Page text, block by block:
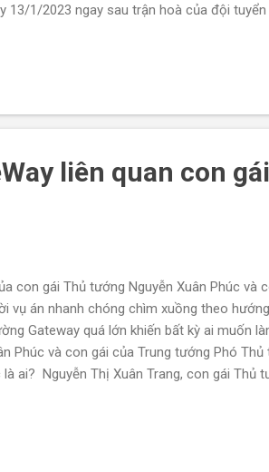
13/1/2023 ngay sau trận hoà của đội tuyển
tin chính xác, ông Nguyễn Xuân Phúc
Nam chưa có tiền lệ đụng đến tứ trụ. Ví
liên quan con
con gái Thủ tướng Nguyễn Xuân Phúc và
vụ án nhanh chóng chìm xuồng theo
Gateway quá lớn khiến bất kỳ ai muốn
Phúc và con gái của Trung tướng Phó
ai? Nguyễn Thị Xuân Trang, con gái Thủ
học sinh 6 tuổi ở Hà Nội. Cũng như vụ
tịch nước Nguyễn Xuân Phúc, làm chết